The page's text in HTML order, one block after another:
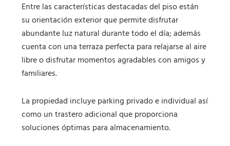
Entre las características destacadas del piso están
su orientación exterior que permite disfrutar
abundante luz natural durante todo el día; además
cuenta con una terraza perfecta para relajarse al aire
libre o disfrutar momentos agradables con amigos y
familiares.
La propiedad incluye parking privado e individual así
como un trastero adicional que proporciona
soluciones óptimas para almacenamiento.